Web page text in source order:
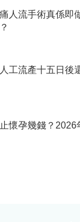
人流手術真係即
工流產十五日後
懷孕幾錢？2026